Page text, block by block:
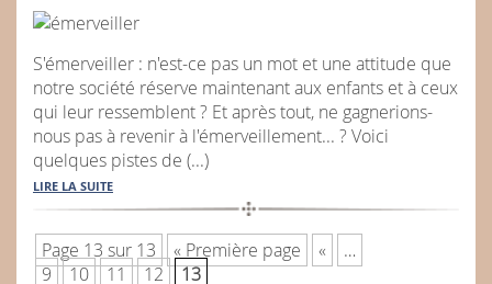
S'émerveiller : n'est-ce pas un mot et une attitude que
notre société réserve maintenant aux enfants et à ceux
qui leur ressemblent ? Et après tout, ne gagnerions-
nous pas à revenir à l'émerveillement... ? Voici
quelques pistes de (...)
LIRE LA SUITE
Page 13 sur 13 « Première page «
…
9
10 11 12 13